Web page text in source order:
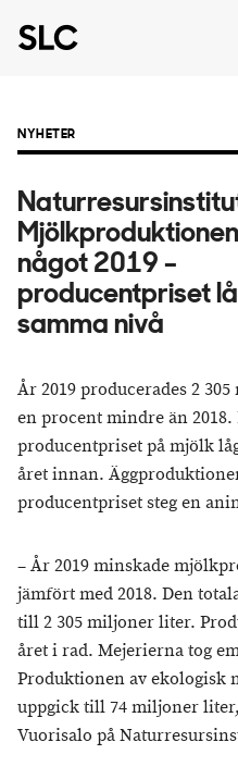
NYHETER
något 2019 –
producentpriset
samma nivå
År 2019 producerades 2
en procent mindre än
producentpriset på mjölk
året innan.
producentpriset steg en
– År 2019 minskade
jämfört med 2018. Den
till 2 305 miljoner liter.
året i rad. Mejerierna tog
Produktionen av ekologisk
uppgick till 74 miljoner
Vuorisalo på